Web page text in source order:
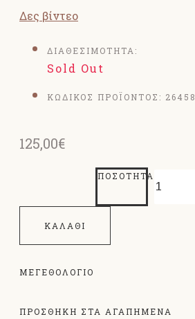
Δες βίντεο
ΔΙΑΘΕΣΙΜΟΤΗΤΑ:
Sold Out
ΚΩΔΙΚΟΣ ΠΡΟΪΟΝΤΟΣ: 26458
125,00€
ΠΟΣΌΤΗΤΑ
ΚΑΛΆΘΙ
ΜΕΓΕΘΟΛΌΓΙΟ
ΠΡΟΣΘΗΚΗ ΣΤΑ ΑΓΑΠΗΜΕΝΑ